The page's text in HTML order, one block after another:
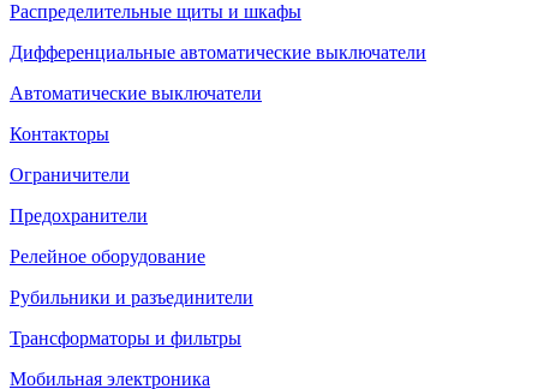
Распределительные щиты и шкафы
Дифференциальные автоматические выключатели
Автоматические выключатели
Контакторы
Ограничители
Предохранители
Релейное оборудование
Рубильники и разъединители
Трансформаторы и фильтры
Мобильная электроника